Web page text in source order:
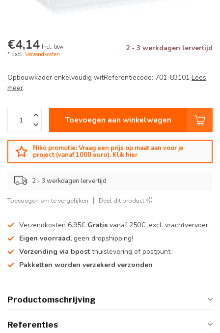
€4,14 Incl. btw
* Excl. Verzendkosten
2 - 3 werkdagen lervertijd
Opbouwkader enkelvoudig witReferentiecode: 701-83101 Lees
meer.
Toevoegen aan winkelwagen
Niko promotie: Vraag een prijs op maat aan voor je
project (vanaf 1000 euro). Klik hier
2 - 3 werkdagen lervertijd
Toevoegen om te vergelijken Deel dit product
Verzendkosten 6.95€ Gratis vanaf 250€, excl. vrachtvervoer.
Eigen voorraad, geen dropshipping!
Verzending via bpost thuislevering of postpunt.
Pakketten worden verzekerd verzonden
Productomschrijving
Referenties